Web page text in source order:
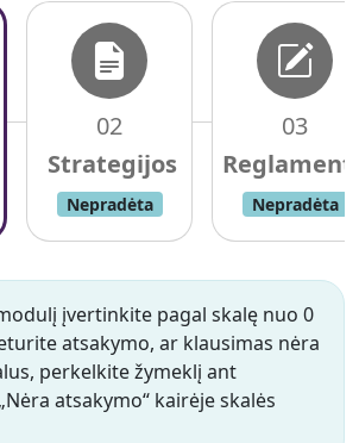
02
Nepradėta
03
Nepradėta
įvertinkite pagal skalę nuo 0
atsakymo, ar klausimas nėra
perkelkite žymeklį ant
atsakymo“ kairėje skalės